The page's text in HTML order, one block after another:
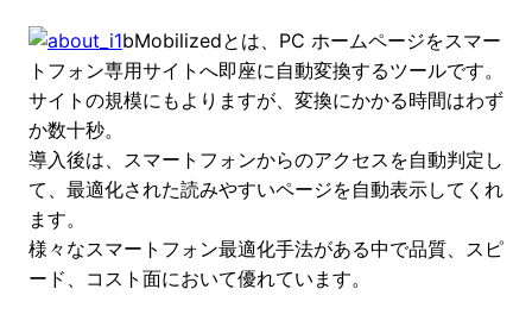
bMobilizedとは、PC ホームページをスマー
トフォン専用サイトへ即座に自動変換するツールです。
サイトの規模にもよりますが、変換にかかる時間はわず
か数十秒。
導入後は、スマートフォンからのアクセスを自動判定し
て、最適化された読みやすいページを自動表示してくれ
ます。
様々なスマートフォン最適化手法がある中で品質、スピ
ード、コスト面において優れています。